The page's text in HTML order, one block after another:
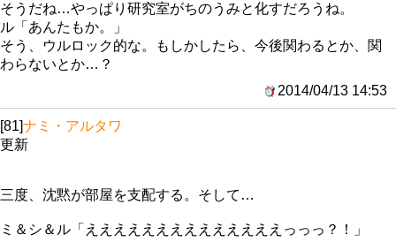
そうだね…やっぱり研究室がちのうみと化すだろうね。
ル「あんたもか。」
そう、ウルロック的な。もしかしたら、今後関わるとか、関
わらないとか…？
2014/04/13 14:53
[81]ナミ・アルタワ
更新
三度、沈黙が部屋を支配する。そして…
ミ＆シ＆ル「ええええええええええええええっっっ？！」